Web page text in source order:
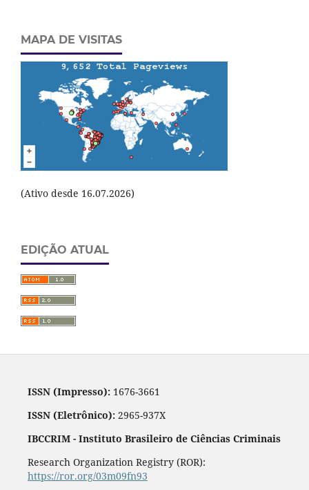
MAPA DE VISITAS
(Ativo desde 16.07.2026)
EDIÇÃO ATUAL
ISSN (Impresso):1676-3661
ISSN (Eletrônico):2965-937X
IBCCRIM - Instituto Brasileiro de Ciências Criminais
Research Organization Registry (ROR):
https://ror.org/03m09fn93